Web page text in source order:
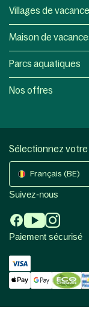
Villages de
Maison de
Parcs aquatiques
Nos offres
Sélectionnez votre
Français (BE)
Suivez-nous
Paiement sécurisé